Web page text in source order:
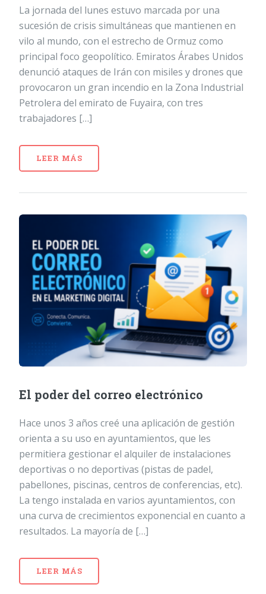
La jornada del lunes estuvo marcada por una
sucesión de crisis simultáneas que mantienen en
vilo al mundo, con el estrecho de Ormuz como
principal foco geopolítico. Emiratos Árabes Unidos
denunció ataques de Irán con misiles y drones que
provocaron un gran incendio en la Zona Industrial
Petrolera del emirato de Fuyaira, con tres
trabajadores […]
LEER MÁS
El poder del correo electrónico
Hace unos 3 años creé una aplicación de gestión
orienta a su uso en ayuntamientos, que les
permitiera gestionar el alquiler de instalaciones
deportivas o no deportivas (pistas de padel,
pabellones, piscinas, centros de conferencias, etc).
La tengo instalada en varios ayuntamientos, con
una curva de crecimientos exponencial en cuanto a
resultados. La mayoría de […]
LEER MÁS